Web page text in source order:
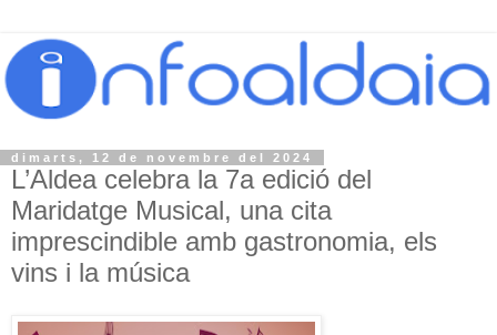
dimarts, 12 de novembre del 2024
L’Aldea celebra la 7a edició del
Maridatge Musical, una cita
imprescindible amb gastronomia, els
vins i la música